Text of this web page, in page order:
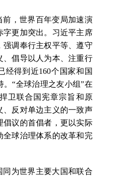
前，世界百年变局加速演
字更加突出。习近平主席
调奉行主权平等、遵守
、倡导以人为本、注重行
经得到近160个国家和国
“全球治理之友小组”在
卫联合国宪章宗旨和原
、反对单边主义的一致声
倡议的首倡者，更以实际
全球治理体系的改革和完
为世界主要大国和联合